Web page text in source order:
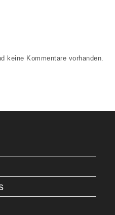
keine Kommentare vorhanden.